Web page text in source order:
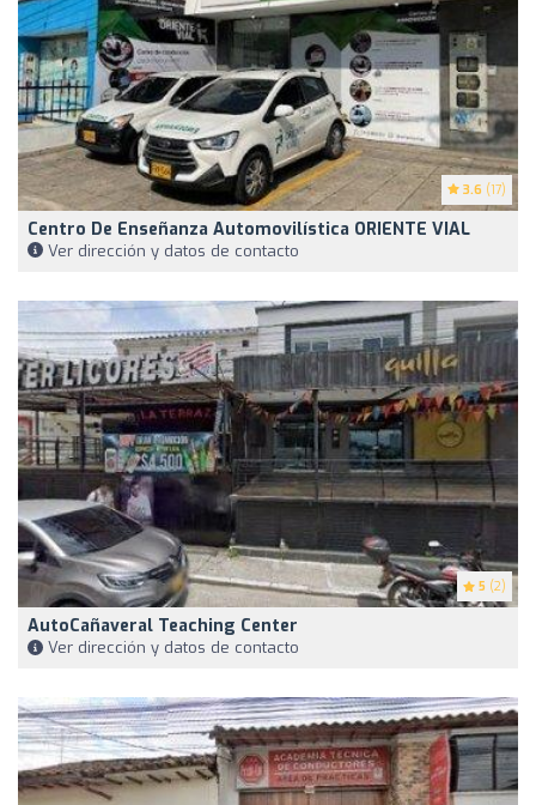
3.6 (17)
Centro De Enseñanza Automovilística ORIENTE VIAL
Ver dirección y datos de contacto
5 (2)
AutoCañaveral Teaching Center
Ver dirección y datos de contacto